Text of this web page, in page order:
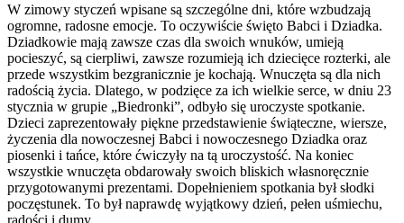
W zimowy styczeń wpisane są szczególne dni, które wzbudzają
ogromne, radosne emocje. To oczywiście święto Babci i Dziadka.
Dziadkowie mają zawsze czas dla swoich wnuków, umieją
pocieszyć, są cierpliwi, zawsze rozumieją ich dziecięce rozterki, ale
przede wszystkim bezgranicznie je kochają. Wnuczęta są dla nich
radością życia. Dlatego, w podzięce za ich wielkie serce, w dniu 23
stycznia w grupie „Biedronki”, odbyło się uroczyste spotkanie.
Dzieci zaprezentowały piękne przedstawienie świąteczne, wiersze,
życzenia dla nowoczesnej Babci i nowoczesnego Dziadka oraz
piosenki i tańce, które ćwiczyły na tą uroczystość. Na koniec
wszystkie wnuczęta obdarowały swoich bliskich własnoręcznie
przygotowanymi prezentami. Dopełnieniem spotkania był słodki
poczęstunek. To był naprawdę wyjątkowy dzień, pełen uśmiechu,
radości i dumy.